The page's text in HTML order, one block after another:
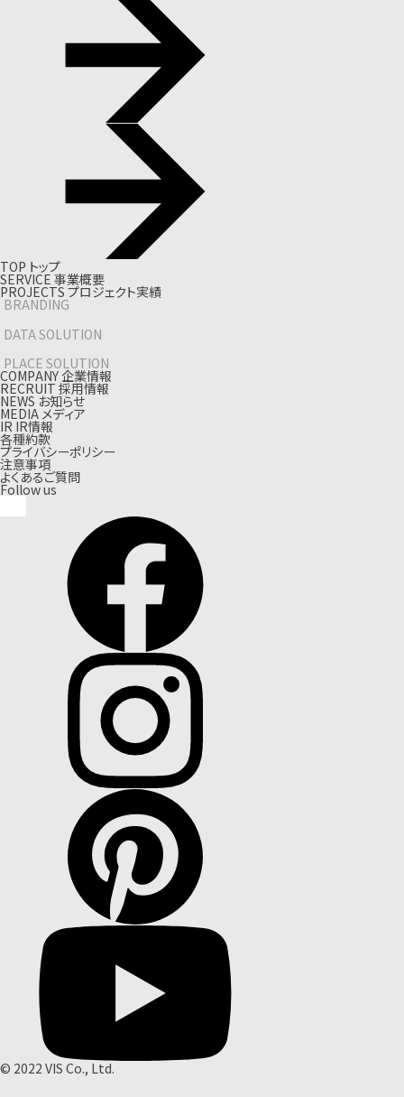
TOP トップ
SERVICE 事業概要
PROJECTS プロジェクト実績
BRANDING
DATA SOLUTION
PLACE SOLUTION
COMPANY企業情報
RECRUIT 採用情報
NEWS お知らせ
MEDIA メディア
IR IR情報
各種約款
プライバシーポリシー
注意事項
よくあるご質問
Follow us
© 2022 VIS Co., Ltd.